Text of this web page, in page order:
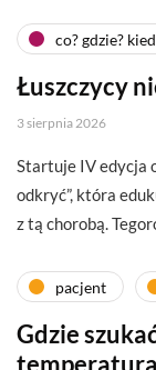
co? gdzie?
Łuszczycy
3 sierpnia 2026
Startuje IV edycja
odkryć”, która
z tą chorobą.
pacjent
Gdzie